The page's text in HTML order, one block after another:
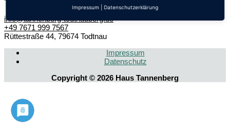
info@tannenberg-todtnauberg.de
+49 7671 999 7567
Rüttestraße 44, 79674 Todtnau
Impressum
Datenschutz­
Copyright © 2026 Haus Tannenberg
Impressum Datenschutzerklärung